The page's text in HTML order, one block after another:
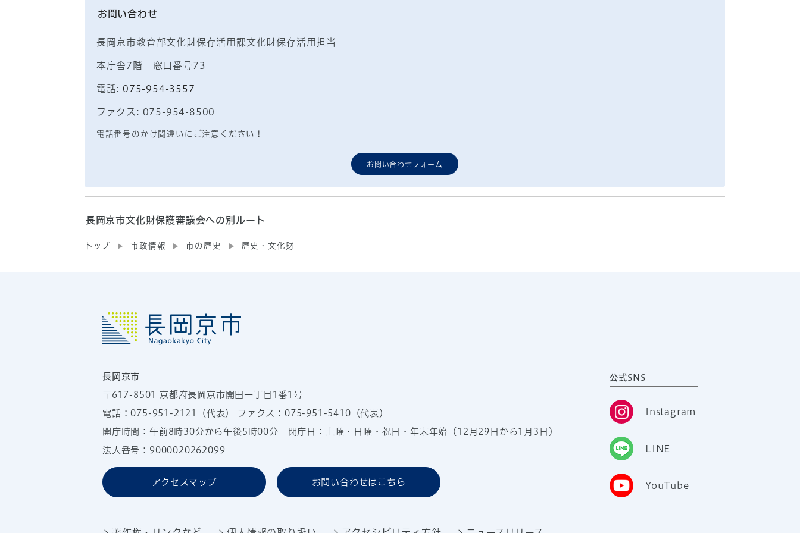
お問い合わせ
長岡京市教育部文化財保存活用課文化財保存活用担当
本庁舎7階 窓口番号73
電話: 075-954-3557
ファクス: 075-954-8500
電話番号のかけ間違いにご注意ください！
お問い合わせフォーム
長岡京市文化財保護審議会への別ルート
トップ 市政情報 市の歴史 歴史・文化財
長岡京市
〒617-8501 京都府長岡京市開田一丁目1番1号
電話：075-951-2121 （代表） ファクス：075-951-5410（代表）
開庁時間：午前8時30分から午後5時00分 閉庁日：土曜・日曜・祝日・年末年始（12月29日から1月3日）
法人番号：9000020262099
アクセスマップ お問い合わせはこちら
公式SNS
Instagram
LINE
YouTube